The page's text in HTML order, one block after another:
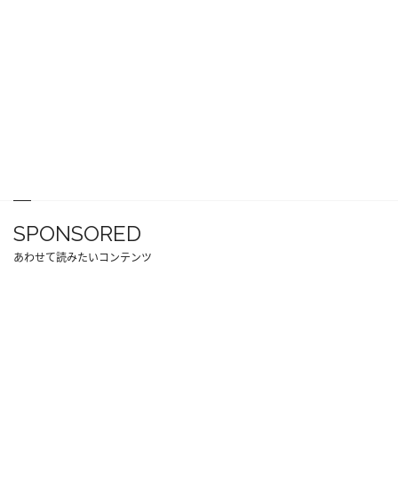
SPONSORED
あわせて読みたいコンテンツ